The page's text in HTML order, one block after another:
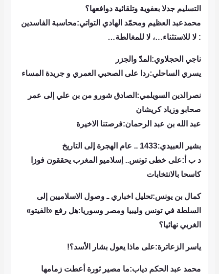
التسليم جدلا بعفوية وتلقائية دوافعها؟
محمدعبد العظيم ومحمّد الهادي التواتي:محاسبة الفاسدين
: لا للاستثناء…، لا للمغالطة…
ناجي الحجلاوي:المدّ والجزر
يسري الساحلي:ردا على الصحبي العمري و جريدة المساء
نصرالدين السويلمي:الصادق شورو من بن علي إلى عمر
صحابو وزياد كريشان
عبد الله بن عبد الرحمان:فرصتنا الاخيرة
بشير العبيدي:1433 .. عام الهجرة إلى التاريخ
د ب أ:على خطى تونس.. إسلاميو المغرب يحققون فوزا
كاسحا بالانتخابات
كمال بن يونس:تحليل اخباري ـ وصول الاسلاميين إلى
السلطة في تونس وليبيا ومصر وسوريا:هل رفع «الفيتو»
الغربي نهائيا؟
ياسر الزعاترة:على ماذا يعول بشار الأسد؟!
محمد عبد الحكم دياب:ما مصير ثورة أعطت زمامها